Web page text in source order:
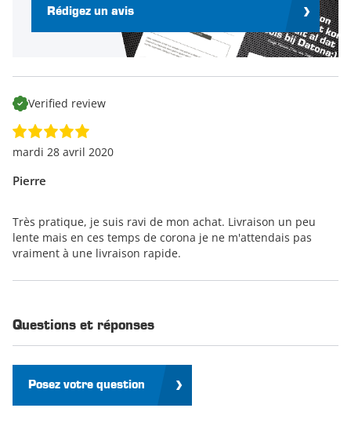
Rédigez un avis
Verified review
Pierre
mardi 28 avril 2020
Très pratique, je suis ravi de mon achat. Livraison un peu
lente mais en ces temps de corona je ne m'attendais pas
vraiment à une livraison rapide.
Questions et réponses
Posez votre question